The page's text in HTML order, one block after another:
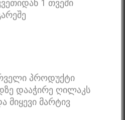
პროდუქტი
დააჭირე ღილაკს
მიყევი მარტივ